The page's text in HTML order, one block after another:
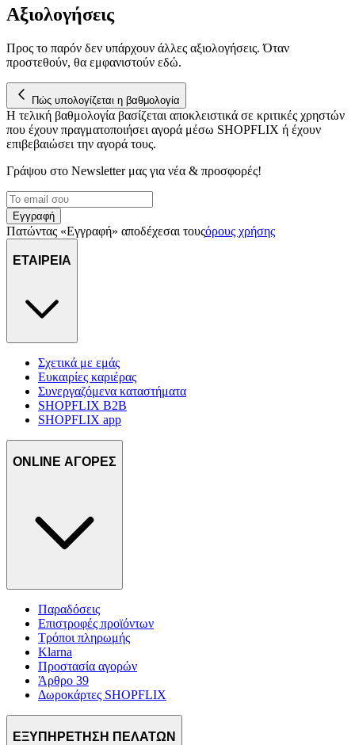
διεύθυνση IP σας, χρησιμοποιώντας τεχνολογία όπως cookies
στη συσκευή σας, με σκοπό την προβολή εξατομικευμένων
διαφημίσεων και περιεχομένου, τις μετρήσεις σχετικά με
διαφημίσεις και περιεχόμενο, την καλύτερη εικόνα του κοινού
μας και την ανάπτυξη προϊόντων. Επίσης, κοινοποιούμε
πληροφορίες σχετικά με την από μέρους σας χρήση της
τοποθεσίας μας στους συνεργάτες μέσων κοινωνικής
δικτύωσης, διαφημίσεων και ανάλυσης.
Αξιολογήσεις
Προς το παρόν δεν υπάρχουν άλλες αξιολογήσεις. Όταν
προστεθούν, θα εμφανιστούν εδώ.
Πώς υπολογίζεται η βαθμολογία
Η τελική βαθμολογία βασίζεται αποκλειστικά σε κριτικές χρηστών
που έχουν πραγματοποιήσει αγορά μέσω SHOPFLIX ή έχουν
επιβεβαιώσει την αγορά τους.
Γράψου στο Νewsletter μας για νέα & προσφορές!
Εγγραφή
Πατώντας «Εγγραφή» αποδέχεσαι τουςόρους χρήσης
ΕΤΑΙΡΕΙΑ
Σχετικά με εμάς
Ευκαιρίες καριέρας
Συνεργαζόμενα καταστήματα
SHOPFLIX B2B
SHOPFLIX app
ONLINE ΑΓΟΡΕΣ
Παραδόσεις
Επιστροφές προϊόντων
Τρόποι πληρωμής
Klarna
Προστασία αγορών
Άρθρο 39
Δωροκάρτες SHOPFLIX
ΕΞΥΠΗΡΕΤΗΣΗ ΠΕΛΑΤΩΝ